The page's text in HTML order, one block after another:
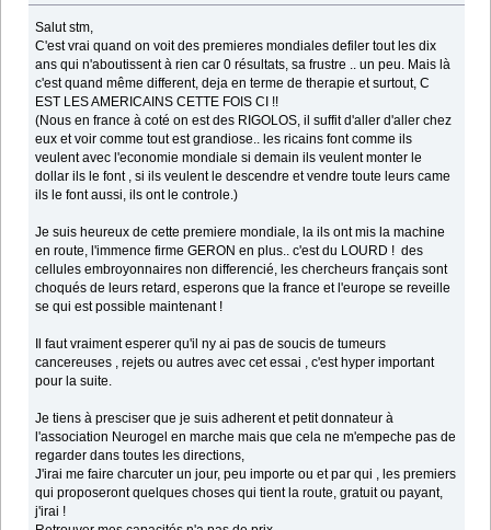
Salut stm,
C'est vrai quand on voit des premieres mondiales defiler tout les dix
ans qui n'aboutissent à rien car 0 résultats, sa frustre .. un peu. Mais là
c'est quand même different, deja en terme de therapie et surtout, C
EST LES AMERICAINS CETTE FOIS CI !!
(Nous en france à coté on est des RIGOLOS, il suffit d'aller d'aller chez
eux et voir comme tout est grandiose.. les ricains font comme ils
veulent avec l'economie mondiale si demain ils veulent monter le
dollar ils le font , si ils veulent le descendre et vendre toute leurs came
ils le font aussi, ils ont le controle.)
Je suis heureux de cette premiere mondiale, la ils ont mis la machine
en route, l'immence firme GERON en plus.. c'est du LOURD ! des
cellules embroyonnaires non differencié, les chercheurs français sont
choqués de leurs retard, esperons que la france et l'europe se reveille
se qui est possible maintenant !
Il faut vraiment esperer qu'il ny ai pas de soucis de tumeurs
cancereuses , rejets ou autres avec cet essai , c'est hyper important
pour la suite.
Je tiens à presciser que je suis adherent et petit donnateur à
l'association Neurogel en marche mais que cela ne m'empeche pas de
regarder dans toutes les directions,
J'irai me faire charcuter un jour, peu importe ou et par qui , les premiers
qui proposeront quelques choses qui tient la route, gratuit ou payant,
j'irai !